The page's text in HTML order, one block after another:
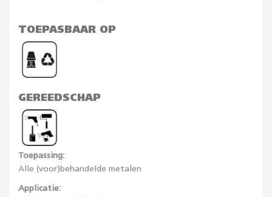
TOEPASBAAR OP
GEREEDSCHAP
Toepassing:
Alle (voor)behandelde metalen
Applicatie: